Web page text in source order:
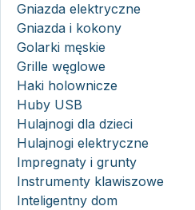
Gniazda elektryczne
Gniazda i kokony
Golarki męskie
Grille węglowe
Haki holownicze
Huby USB
Hulajnogi dla dzieci
Hulajnogi elektryczne
Impregnaty i grunty
Instrumenty klawiszowe
Inteligentny dom